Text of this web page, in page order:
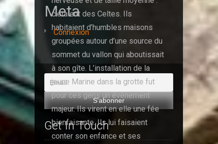
c’étaient des Celtes. Ils
habitaient d’humbles maisons
groupées autour d’une source du
sommet du vallon qui aboutissait
à son gîte. L’installation de la
jeune Marine dans la grotte fut
pour ces gens un évènement
majeur. Ils virent en elle une fée
bienfaisante. Ils lui faisaient
conter son enfance et ses
Meta
Connexion
Get In Touch